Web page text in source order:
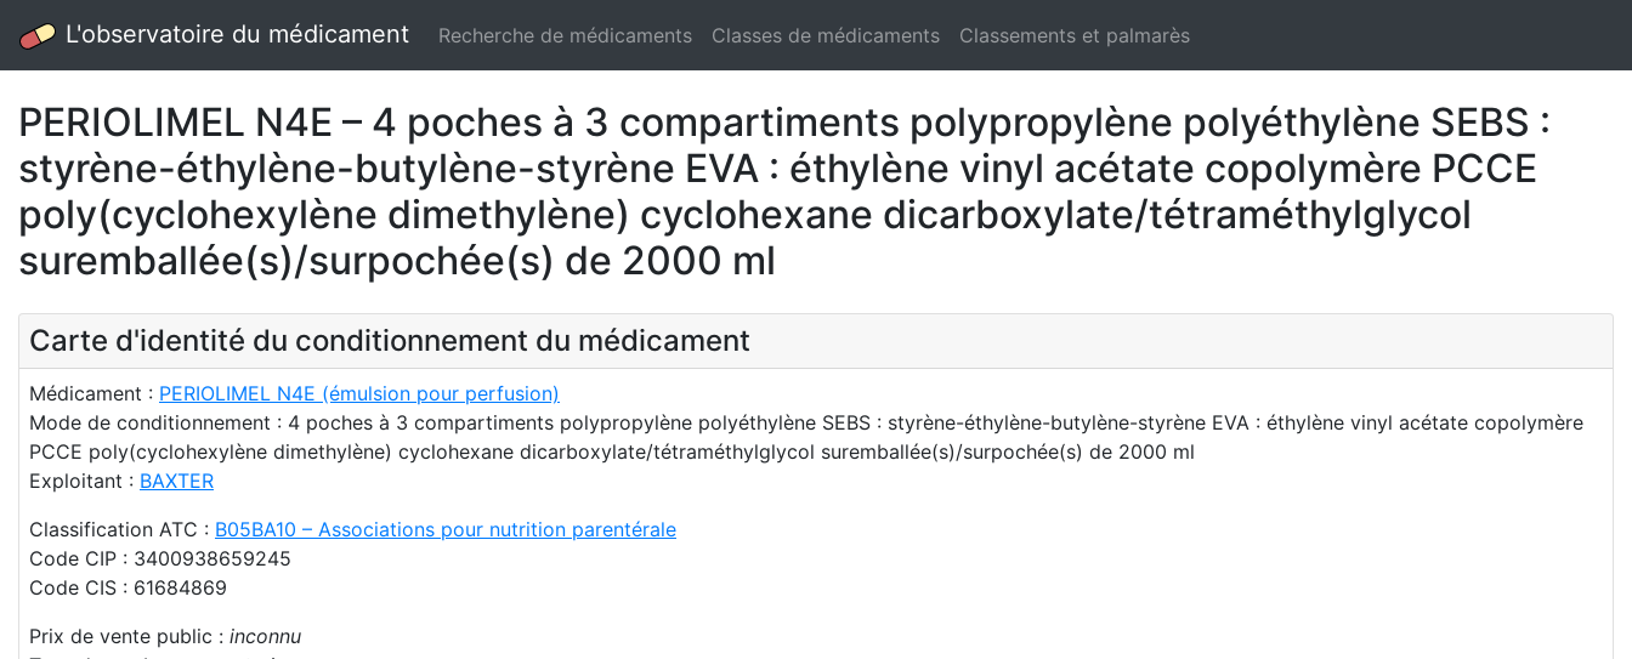
L'observatoire du médicament Recherche de médicaments Classes de médicaments Classements et palmarès
PERIOLIMEL N4E – 4 poches à 3 compartiments polypropylène polyéthylène SEBS :
styrène-éthylène-butylène-styrène EVA : éthylène vinyl acétate copolymère PCCE
poly(cyclohexylène dimethylène) cyclohexane dicarboxylate/tétraméthylglycol
suremballée(s)/surpochée(s) de 2000 ml
Carte d'identité du conditionnement du médicament
Médicament : PERIOLIMEL N4E (émulsion pour perfusion)
Mode de conditionnement : 4 poches à 3 compartiments polypropylène polyéthylène SEBS : styrène-éthylène-butylène-styrène EVA : éthylène vinyl acétate copolymère
PCCE poly(cyclohexylène dimethylène) cyclohexane dicarboxylate/tétraméthylglycol suremballée(s)/surpochée(s) de 2000 ml
Exploitant : BAXTER
Classification ATC : B05BA10 – Associations pour nutrition parentérale
Code CIP : 3400938659245
Code CIS : 61684869
Prix de vente public : inconnu